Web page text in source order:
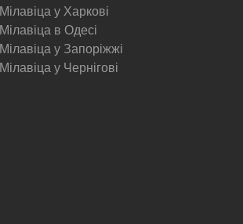
Мілавіца у Харкові
Мілавіца в Одесі
Мілавіца у Запоріжжі
Мілавіца у Чернігові